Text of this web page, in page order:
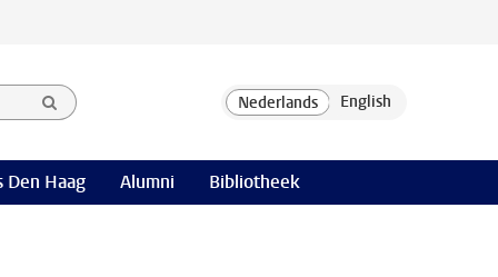
Den Haag Alumni Bibliotheek